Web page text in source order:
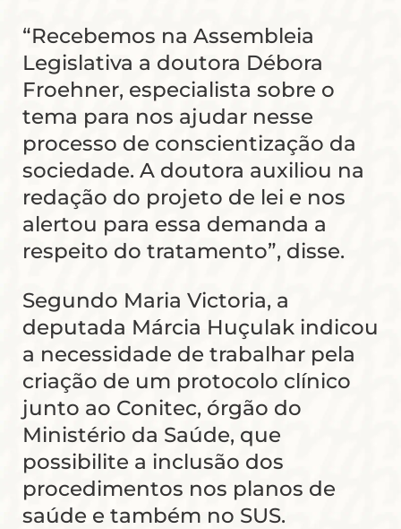
“Recebemos na Assembleia
Legislativa a doutora Débora
Froehner, especialista sobre o
tema para nos ajudar nesse
processo de conscientização da
sociedade. A doutora auxiliou na
redação do projeto de lei e nos
alertou para essa demanda a
respeito do tratamento”, disse.
Segundo Maria Victoria, a
deputada Márcia Huçulak indicou
a necessidade de trabalhar pela
criação de um protocolo clínico
junto ao Conitec, órgão do
Ministério da Saúde, que
possibilite a inclusão dos
procedimentos nos planos de
saúde e também no SUS.